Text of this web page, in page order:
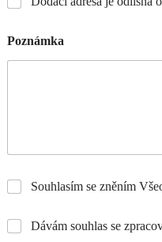
Poznámka
Souhlasím se zněním
Dávám souhlas se